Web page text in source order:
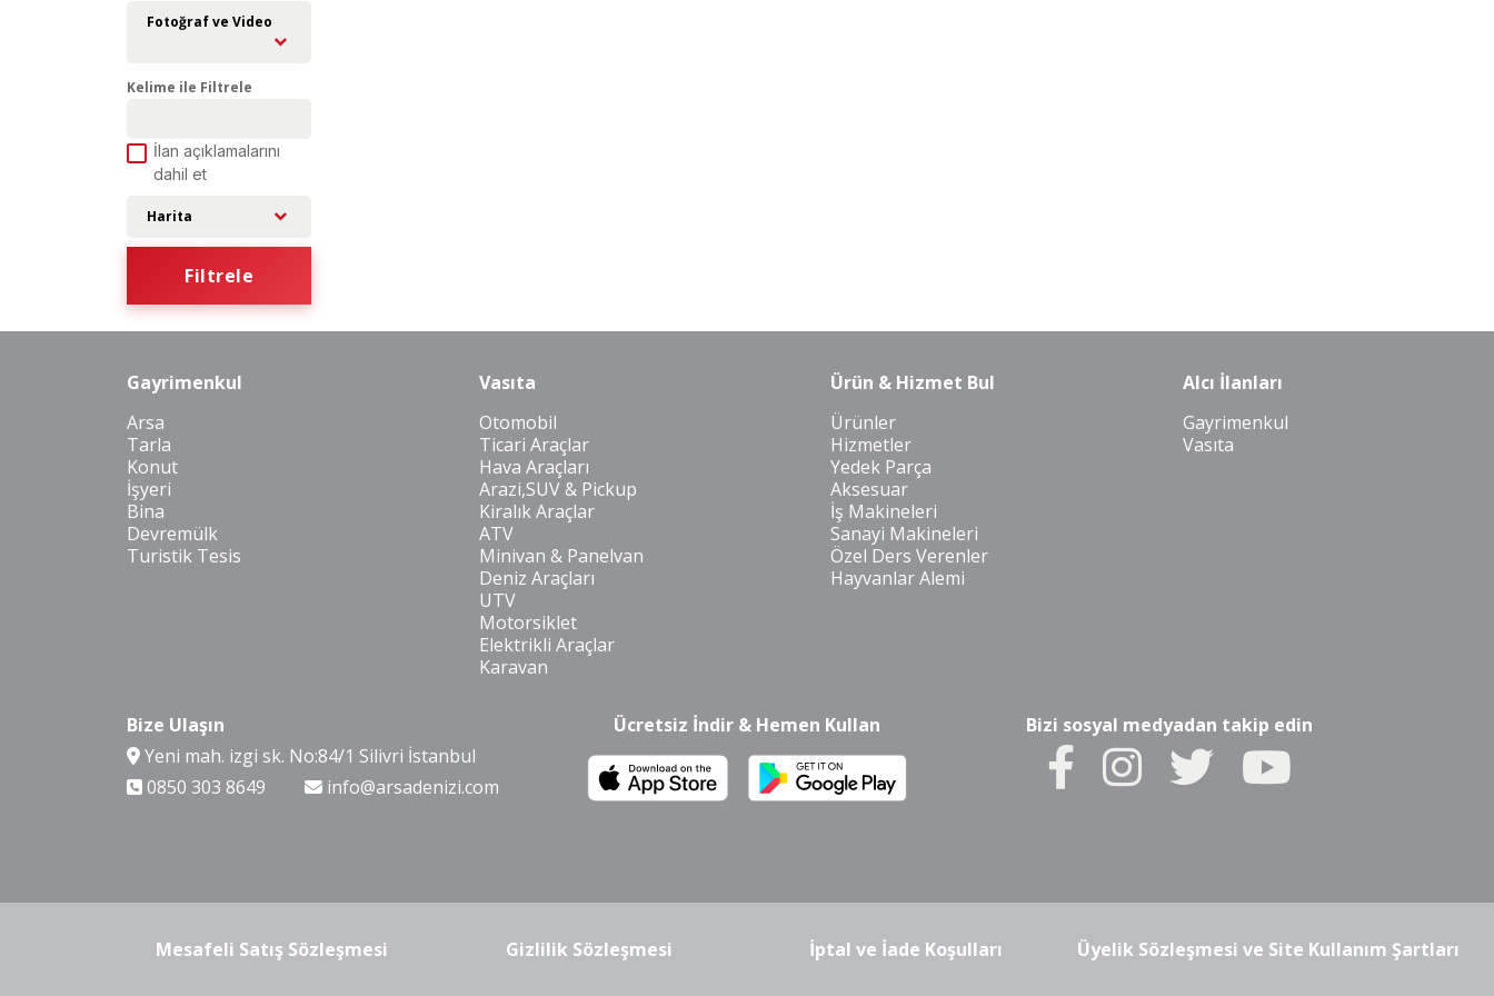
Fotoğraf ve Video
Kelime ile Filtrele
İlan açıklamalarını
dahil et
Harita
Filtrele
Gayrimenkul
Arsa
Tarla
Konut
İşyeri
Bina
Devremülk
Turistik Tesis
Vasıta
Otomobil
Ticari Araçlar
Hava Araçları
Arazi,SUV & Pickup
Kiralık Araçlar
ATV
Minivan & Panelvan
Deniz Araçları
UTV
Motorsiklet
Elektrikli Araçlar
Karavan
Ürün & Hizmet Bul
Ürünler
Hizmetler
Yedek Parça
Aksesuar
İş Makineleri
Sanayi Makineleri
Özel Ders Verenler
Hayvanlar Alemi
Alcı İlanları
Gayrimenkul
Vasıta
Bize Ulaşın
Yeni mah. izgi sk. No:84/1 Silivri İstanbul
0850 303 8649
info@arsadenizi.com
Ücretsiz İndir & Hemen Kullan Bizi sosyal medyadan takip edin
Mesafeli Satış Sözleşmesi Gizlilik Sözleşmesi İptal ve İade Koşulları Üyelik Sözleşmesi ve Site Kullanım Şartları